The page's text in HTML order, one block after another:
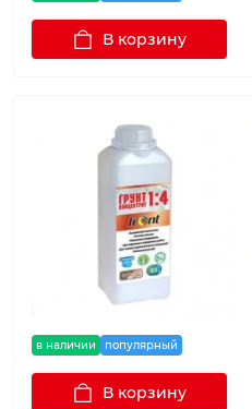
В корзину
в наличии популярный
В корзину